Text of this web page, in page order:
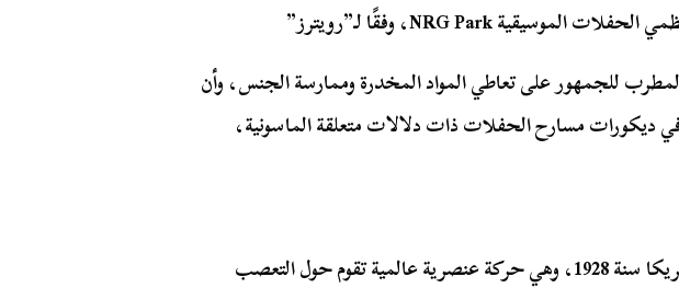
للجمهور على تعاطي المواد المخدرة وممارسة الجنس، وأن
ديكورات مسارح الحفلات ذات دلالات متعلقة الماسونية،
تأسست الأفروسنتريك في أمريكا سنة 1928، وهي حركة عنصرية عالمية تقوم حول التعصب